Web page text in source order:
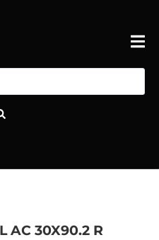
AC 30X90.2 R